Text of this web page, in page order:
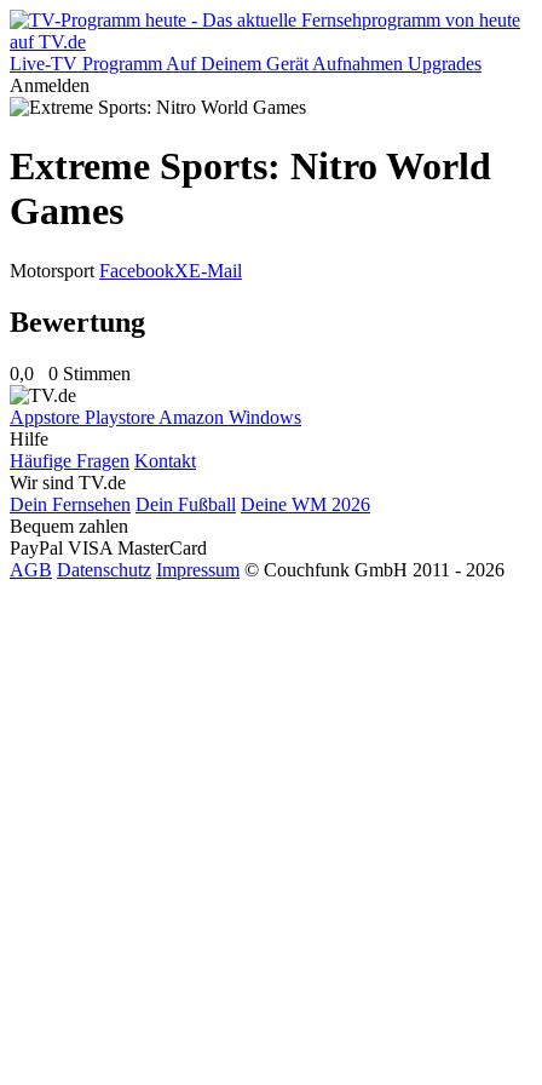
Live-TV Programm Auf Deinem Gerät Aufnahmen Upgrades
Anmelden
Extreme Sports: Nitro World
Games
Motorsport FacebookXE-Mail
Bewertung
0,0 0 Stimmen
Appstore Playstore Amazon Windows
Hilfe
Häufige Fragen Kontakt
Wir sind TV.de
Dein Fernsehen Dein Fußball Deine WM 2026
Bequem zahlen
PayPal VISA MasterCard
AGB Datenschutz Impressum © Couchfunk GmbH 2011 - 2026